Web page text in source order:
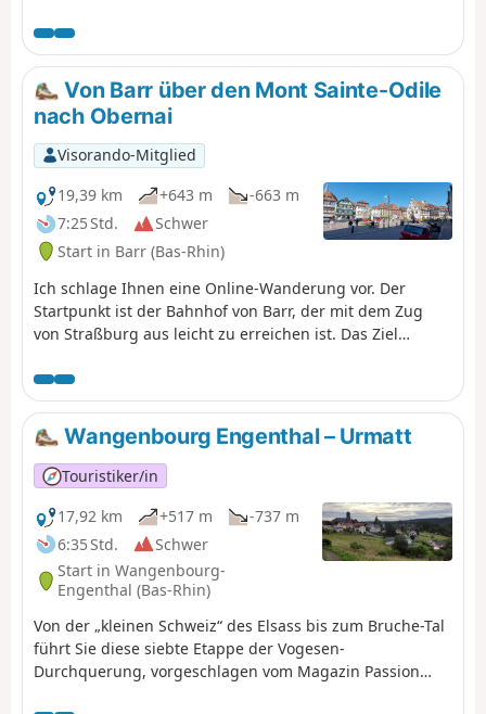
der Vogesen ist zugleich eine der
längsten der Reise. Sie beginnt in den
Weinbergen und führt Sie durch die
Wälder des Vorgebirges über den
Ungersberg-Pass, bevor Sie die kleine
Stadt Châtenois mit ihren Stadtmauern
erreichen. Einen Bericht über diese elfte
Etappe von Olivier Terrenère finden Sie in
„Passion Vosges“.
Von Barr über den Mont Sainte-Odile
nach Obernai
Visorando-Mitglied
19,39 km
+643 m
-663 m
7:25 Std.
Schwer
Start in Barr (Bas-Rhin)
Ich schlage Ihnen eine Online-Wanderung vor. Der
Startpunkt ist der Bahnhof von Barr, der mit dem Zug
von Straßburg aus leicht zu erreichen ist. Das Ziel
recht einfach einen Zug zurück nach Straßburg nehmen
können; unter der Woche fährt stündlich einer. Auf der
Strecke entdecken Sie die Dörfer Barr, Saint-Nabor,
Bernardswiller und die Stadt Obernai, wobei Sie
zunächst durch die Weinberge und dann durch den
Wald auf den Höhen des Mont Sainte-Odile führen. Sie
können die Ruinen der imposanten Burg Landsberg (12.
Jahrhundert) bewundern. Sie können die Abtei
Hohenbourg besichtigen, die im Jahr 680 von der
Heiligen Odilia, der Schutzpatronin des Elsass,
gegründet wurde, und die Ruinen der Abtei
Niedermünster im Tal bewundern. Viel Spaß beim
Entdecken!
Wangenbourg Engenthal – Urmatt
Touristiker/in
17,92 km
+517 m
-737 m
6:35 Std.
Schwer
Start in Wangenbourg-
Engenthal (Bas-Rhin)
Von der „kleinen Schweiz“ des Elsass bis zum Bruche-Tal
führt Sie diese siebte Etappe der Vogesen-
Durchquerung, vorgeschlagen vom Magazin Passion